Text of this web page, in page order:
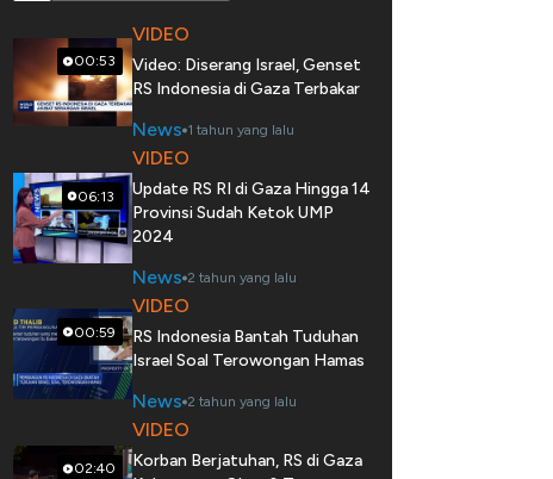
00:53
VIDEO
Video: Diserang Israel, Genset
RS Indonesia di Gaza Terbakar
News 1 tahun yang lalu
06:13
VIDEO
Update RS RI di Gaza Hingga 14
Provinsi Sudah Ketok UMP
2024
News 2 tahun yang lalu
00:59
VIDEO
RS Indonesia Bantah Tuduhan
Israel Soal Terowongan Hamas
News 2 tahun yang lalu
02:40
VIDEO
Korban Berjatuhan, RS di Gaza